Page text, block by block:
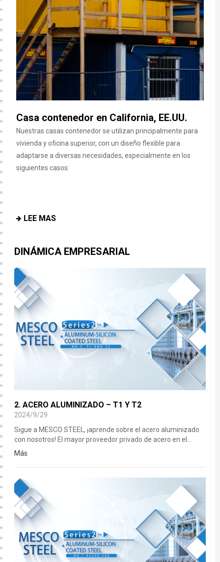
Casa contenedor en California, EE.UU.
Nuestras casas contenedor se utilizan principalmente para
vivienda y oficina superior, con un diseño flexible para
adaptarse a diversas necesidades, especialmente en los
siguientes casos:
LEE MAS
DINÁMICA EMPRESARIAL
2. ACERO ALUMINIZADO – T1 Y T2
2024/9/29
Sigue a MESCO STEEL, ¡aprende sobre el acero aluminizado
con nosotros! El mayor proveedor privado de acero en el
noreste de China. ¡17 años, 90 países, más de 700 clientes a
Empresa de veletas de precios en los principales medios de
comunicación. Empresa miembro del consejo de la Unión de
Exportadores de Acero de China. Entre los 20 principales
proveedores de acero para revestimiento de China en 2019.
Entre los 100 principales proveedo
Más